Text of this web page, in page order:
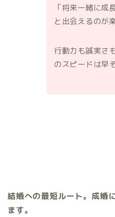
「将来一緒に成
と出会えるのが
行動力も誠実さ
のスピードは早
結婚への最短ルート。成婚
ます。